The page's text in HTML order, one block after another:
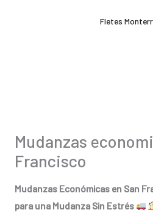
Fletes
Mudanzas
Francisco
Mudanzas Económicas en San
para una Mudanza Sin Estrés